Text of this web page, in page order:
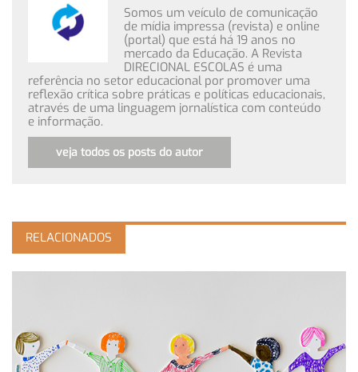
Somos um veículo de comunicação
de mídia impressa (revista) e online
(portal) que está há 19 anos no
mercado da Educação. A Revista
DIRECIONAL ESCOLAS é uma
referência no setor educacional por promover uma
reflexão crítica sobre práticas e políticas educacionais,
através de uma linguagem jornalística com conteúdo
e informação.
veja todos os posts do autor
RELACIONADOS